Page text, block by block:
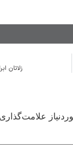
زلاتان